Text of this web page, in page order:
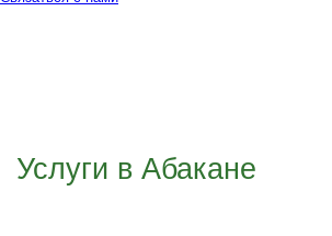
Услуги в Абакане